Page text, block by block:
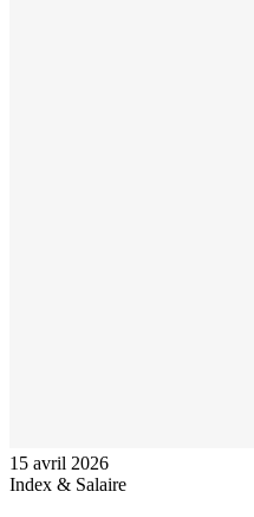
15 avril 2026
Index & Salaire